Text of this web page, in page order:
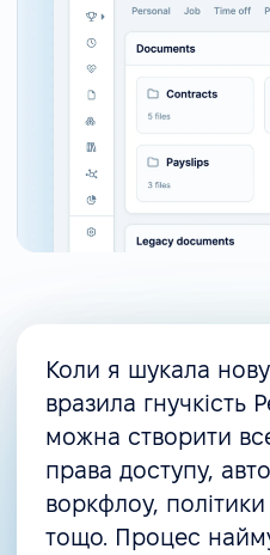
Коли я шукала
вразила гнучкість
можна створити
права доступу,
воркфлоу, політики
тощо. Процес найму